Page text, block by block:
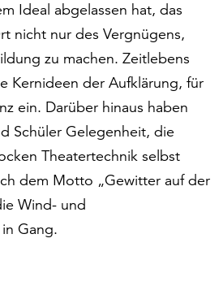
Ideal abgelassen hat, das
nicht nur des Vergnügens,
zu machen. Zeitlebens
Kernideen der Aufklärung, für
ein. Darüber hinaus haben
Schüler Gelegenheit, die
Theatertechnik selbst
dem Motto „Gewitter auf der
Wind- und
Gang.